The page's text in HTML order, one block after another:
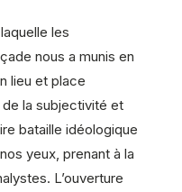
les
nous a munis en
lieu et place
la subjectivité et
bataille idéologique
yeux, prenant à la
L’ouverture